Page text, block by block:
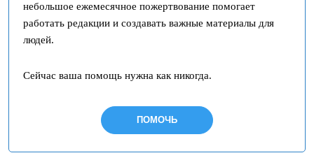
небольшое ежемесячное пожертвование помогает
работать редакции и создавать важные материалы для
людей.
Сейчас ваша помощь нужна как никогда.
ПОМОЧЬ